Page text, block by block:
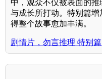
中，观众不仅被表面的
与成长所打动。特别篇
得整个故事愈加丰满。
剧情片，勿言推理 特别